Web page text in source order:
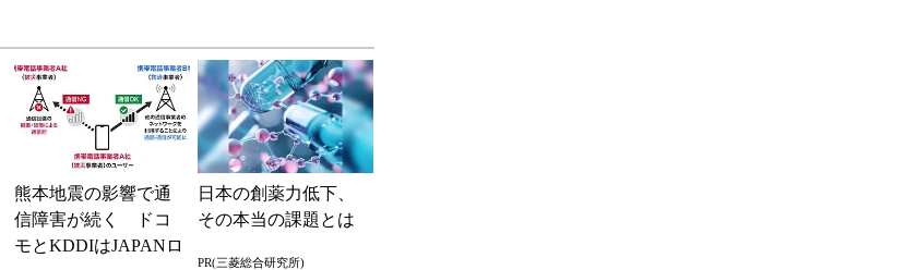
熊本地震の影響で通
信障害が続く ドコ
モとKDDIはJAPANロ
日本の創薬力低下、
その本当の課題とは
PR(三菱総合研究所)